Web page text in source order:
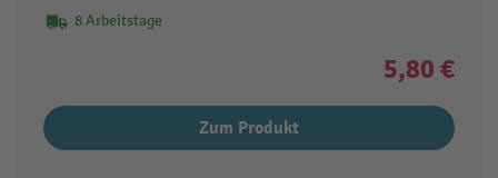
8 Arbeitstage
5,80 €
Zum Produkt